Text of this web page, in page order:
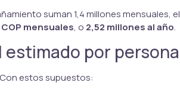
suman 1,4 millones mensuales, el
mensuales, o 2,52 millones al año.
estimado por persona
Con estos supuestos: